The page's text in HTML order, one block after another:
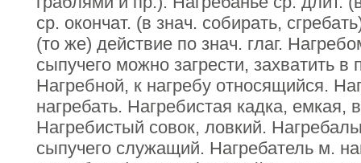
ср. окончат. (в знач. собирать,
(то же) действие по знач. глаг.
сыпучего можно загрести, захватить в
Нагребной, к нагребу относящийся.
нагребать. Нагребистая кадка, емкая,
Нагребистый совок, ловкий.
сыпучего служащий. Нагребатель м.